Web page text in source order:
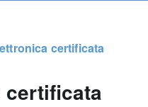
certificata
certificata